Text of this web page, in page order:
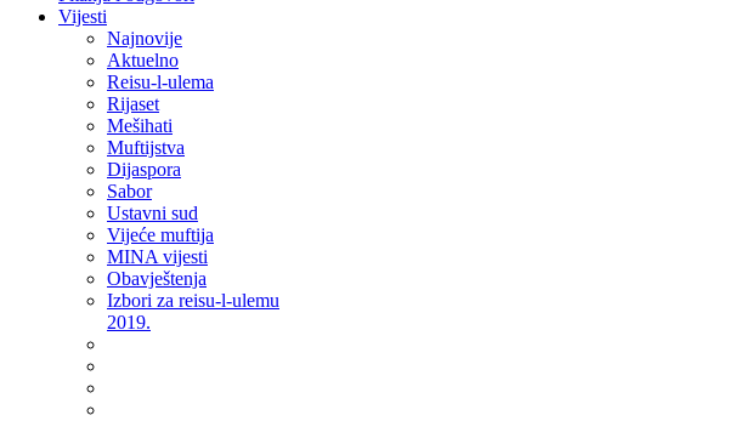
Vijesti
Najnovije
Aktuelno
Reisu-l-ulema
Rijaset
Mešihati
Muftijstva
Dijaspora
Sabor
Ustavni sud
Vijeće muftija
MINA vijesti
Obavještenja
Izbori za reisu-l-ulemu
2019.